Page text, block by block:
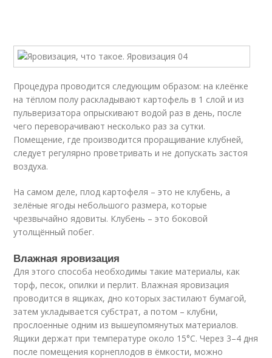
Процедура проводится следующим образом: на клеёнке
на тёплом полу раскладывают картофель в 1 слой и из
пульверизатора опрыскивают водой раз в день, после
чего переворачивают несколько раз за сутки.
Помещение, где производится проращивание клубней,
следует регулярно проветривать и не допускать застоя
воздуха.
На самом деле, плод картофеля – это не клубень, а
зелёные ягоды небольшого размера, которые
чрезвычайно ядовиты. Клубень – это боковой
утолщённый побег.
Влажная яровизация
Для этого способа необходимы такие материалы, как
торф, песок, опилки и перлит. Влажная яровизация
проводится в ящиках, дно которых застилают бумагой,
затем укладывается субстрат, а потом – клубни,
прослоенные одним из вышеупомянутых материалов.
Ящики держат при температуре около 15°С. Через 3–4 дня
после помещения корнеплодов в ёмкости, можно